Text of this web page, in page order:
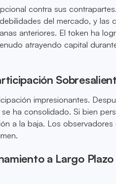
contra sus
del mercado, y las
anteriores. El token ha
atrayendo capital
impresionantes.
ha consolidado. Si bien
a la baja. Los observadores
a Largo Plazo